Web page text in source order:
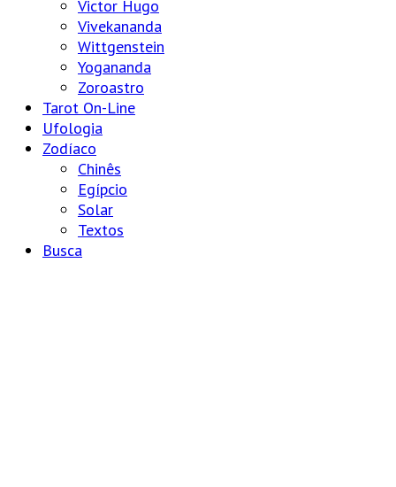
Victor Hugo
Vivekananda
Wittgenstein
Yogananda
Zoroastro
Tarot On-Line
Ufologia
Zodíaco
Chinês
Egípcio
Solar
Textos
Busca